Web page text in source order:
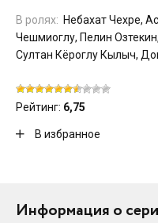
В ролях: Небахат Чехре,
Чешмиоглу, Пелин
Султан Кёроглу Кылыч,
Рейтинг: 6,75
В избранное
Информация о